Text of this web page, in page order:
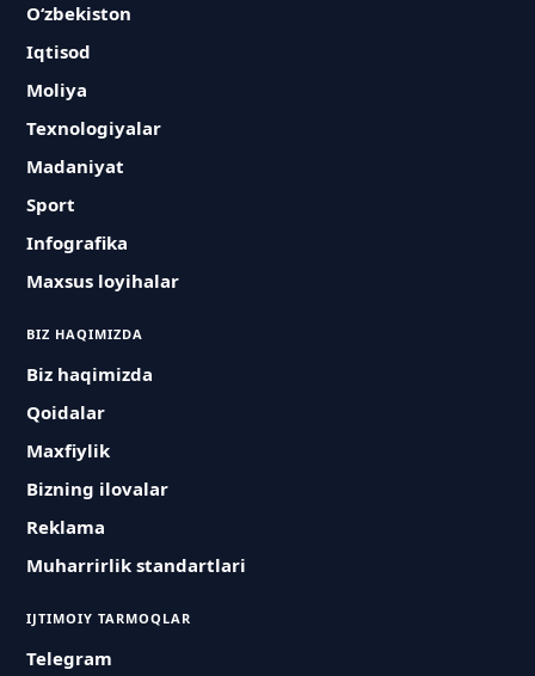
O‘zbekiston
Iqtisod
Moliya
Texnologiyalar
Madaniyat
Sport
Infografika
Maxsus loyihalar
BIZ HAQIMIZDA
Biz haqimizda
Qoidalar
Maxfiylik
Bizning ilovalar
Reklama
Muharrirlik standartlari
IJTIMOIY TARMOQLAR
Telegram